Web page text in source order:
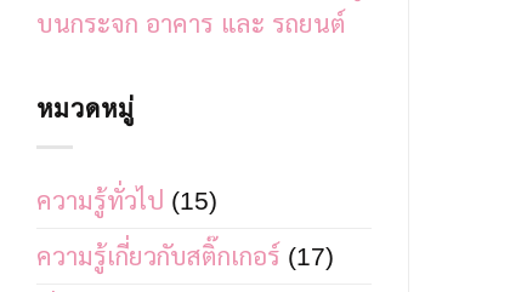
บนกระจก อาคาร และ รถยนต์
หมวดหมู่
ความรู้ทั่วไป (15)
ความรู้เกี่ยวกับสติ๊กเกอร์ (17)